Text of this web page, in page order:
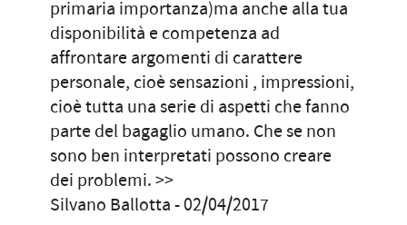
primaria importanza)ma anche alla tua
disponibilità e competenza ad
affrontare argomenti di carattere
personale, cioè sensazioni , impressioni,
cioè tutta una serie di aspetti che fanno
parte del bagaglio umano. Che se non
sono ben interpretati possono creare
dei problemi. >>
Silvano Ballotta - 02/04/2017